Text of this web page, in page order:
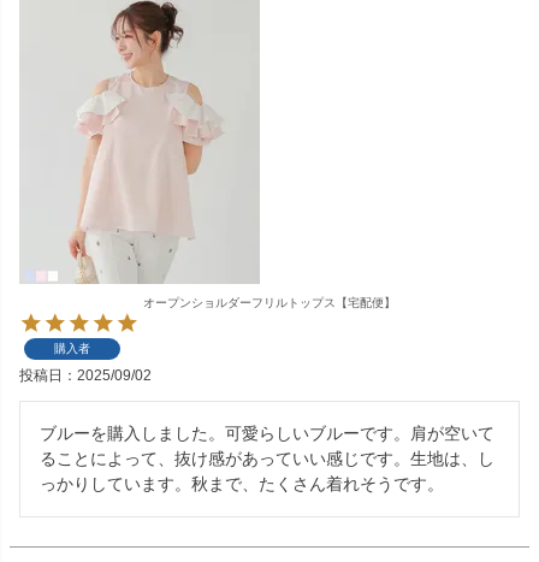
オープンショルダーフリルトップス【宅配便】
購入者
投稿日 2025/09/02
ブルーを購入しました。可愛らしいブルーです。肩が空いて
ることによって、抜け感があっていい感じです。生地は、し
っかりしています。秋まで、たくさん着れそうです。